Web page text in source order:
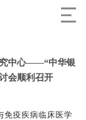
究中心——“中华银
会顺利召开
免疫疾病临床医学